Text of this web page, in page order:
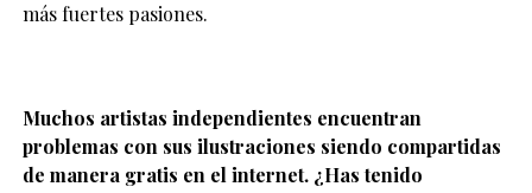
más fuertes pasiones.
Muchos artistas independientes encuentran
problemas con sus ilustraciones siendo compartidas
de manera gratis en el internet. ¿Has tenido